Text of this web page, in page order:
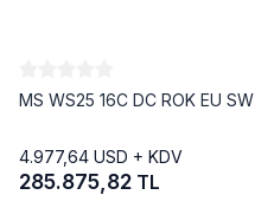
MS WS25 16C DC ROK EU SW
4.977,64 USD + KDV
285.875,82 TL